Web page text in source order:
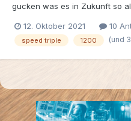
gucken was es in Zukunft so
nicht so lang. Er würde noch
Kunststoffteile und der
12. Oktober 2021 10
speed triple 1200 (und